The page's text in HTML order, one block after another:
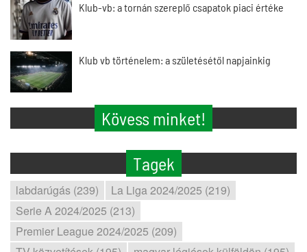
Klub-vb: a tornán szereplő csapatok piaci értéke
Klub vb történelem: a születésétől napjainkig
Kövess minket!
Tagek
labdarúgás (239)
La Liga 2024/2025 (219)
Serie A 2024/2025 (213)
Premier League 2024/2025 (209)